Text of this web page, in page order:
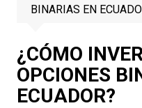
BINARIAS EN
¿CÓMO
OPCIONES
ECUADOR?